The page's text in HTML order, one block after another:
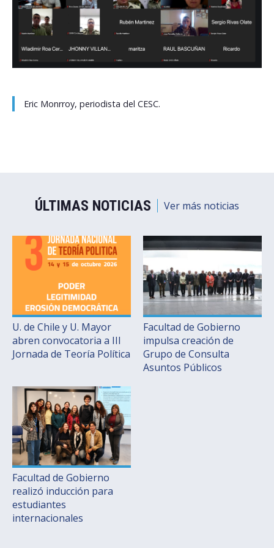
Eric Monrroy, periodista del CESC.
ÚLTIMAS NOTICIAS Ver más noticias
U. de Chile y U. Mayor
abren convocatoria a III
Jornada de Teoría Política
Facultad de Gobierno
impulsa creación de
Grupo de Consulta
Asuntos Públicos
Facultad de Gobierno
realizó inducción para
estudiantes
internacionales